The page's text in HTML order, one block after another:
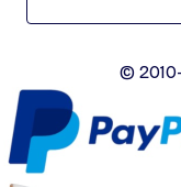
©